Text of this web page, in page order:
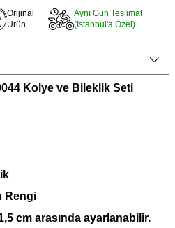
Orijinal
Ürün
Aynı Gün Teslimat
(İstanbul'a Özel)
Kolye ve Bileklik Seti
Rengi
cm arasında ayarlanabilir.